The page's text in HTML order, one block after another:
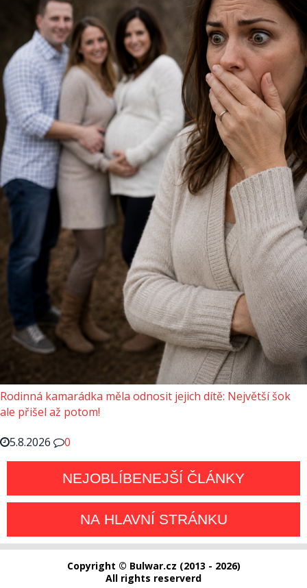
Rodinná kamarádka měla odnosit jejich dítě: Největší šok
ale přišel až potom!
5.8.2026
0
NEJOBLÍBENEJŠÍ ČLÁNKY
NA HLAVNÍ STRÁNKU
Copyright © Bulwar.cz (2013 - 2026)
All rights reserverd